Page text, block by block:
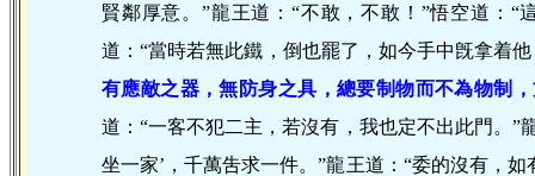
賢鄰厚意。”龍王道：“不敢，不敢！”悟空道：
道：“當時若無此鐵，倒也罷了，如今手中旣拿着
有應敵之器，無防身之具，總要制物而不為物制
道：“一客不犯二主，若沒有，我也定不出此門。”
坐一家’，千萬吿求一件。”龍王道：“委的沒有，